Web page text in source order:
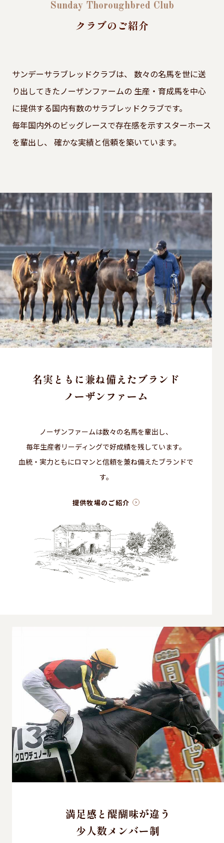
Sunday Thoroughbred Club
クラブのご紹介
サンデーサラブレッドクラブは、
数々の名馬を世に送
り出してきたノーザンファームの 生産・育成馬を中心
に提供する国内有数のサラブレッドクラブです。
毎年国内外のビッグレースで存在感を示すスターホース
を輩出し、
確かな実績と信頼を築いています。
名実ともに兼ね備えたブランド
ノーザンファーム
ノーザンファームは数々の名馬を輩出し、
毎年生産者リーディングで好成績を残しています。
血統・実力ともにロマンと信頼を兼ね備えたブランドで
す。
提供牧場のご紹介
満足感と醍醐味が違う
少人数メンバー制